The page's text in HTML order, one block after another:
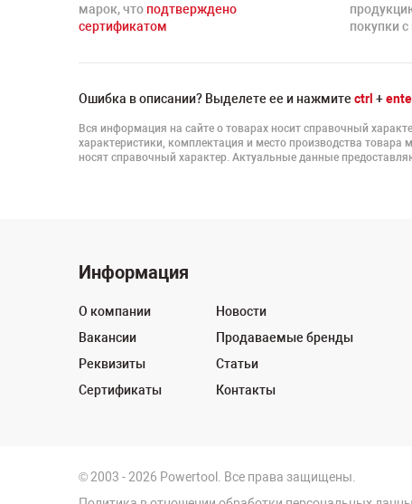
марок, что подтверждено
сертификатом
покупки
Ошибка в описании? Выделете ее и нажмите ctrl +
Вся информация на сайте о товарах носит справочный
характеристики, комплектация и место производства
носят справочный характер. Актуальные данные
Информация
О компании
Вакансии
Реквизиты
Сертификаты
Новости
Продаваемые бренды
Статьи
Контакты
© 2003 - 2026 Powertool. Все права защищены.